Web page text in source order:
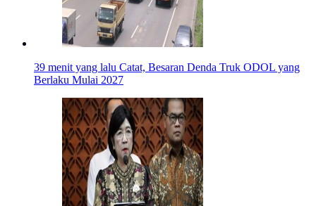
39 menit yang lalu Catat, Besaran Denda Truk ODOL yang
Berlaku Mulai 2027